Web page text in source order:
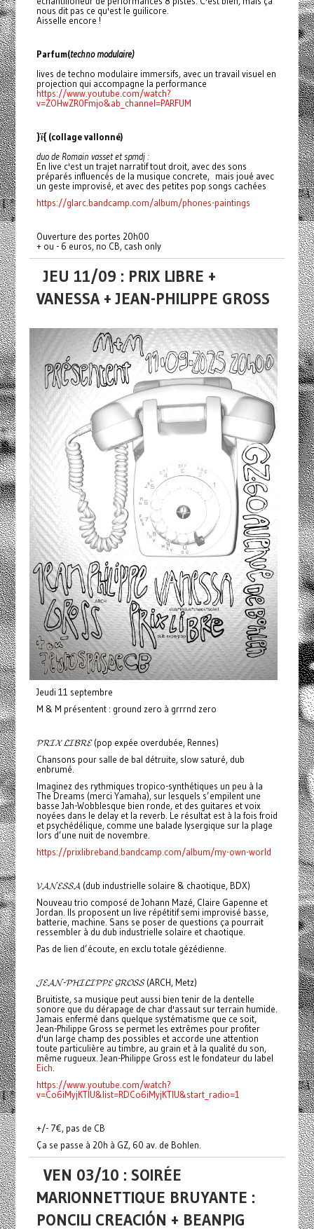
nous dit pas ce qu'est le guilicore.
Aisselle encore !
Parfum(techno modulaire)
lives de techno modulaire immersifs, avec un travail visuel en
projection qui accompagne la performance
https://www.youtube.com/watch?
v=ZOHwZR0Fmjo&ab_channel=PARFUM
}ï{ (collage vallonné)
duo de Romain vasset et spmdj :
En live c'est un trajet narratif tout droit, avec des sons
préparés influencés de la musique concrete, mais joué avec
un geste improvisé, et avec des petites pop songs cachées
https://glarc.bandcamp.com/album/phones-paintings
Ouverture des portes 20h00
+ ou - 6 euros, no CB, cash only
JEU 11/09 : PRIX LIBRE +
VANESSA + JEAN-PHILIPPE GROSS
Jeudi 11 septembre
M & M présentent : ground zero à grrrnd zero
𝓟𝓡𝓘𝓧 𝓛𝓘𝓑𝓡𝓔 (pop expée overdubée, Rennes)
Chansons pour salle de bal détruite, slow saturé, dub
enbrumé.
Imaginez des rythmiques tropico-synthétiques un peu à la
The Dreams (merci Yamaha), sur lesquels s’empilent une
basse Jah-Wobblesque bien ronde, et des guitares et voix
noyées dans le delay et la reverb. Le résultat est à la fois froid
et psychédélique, comme une balade lysergique sur la plage
lors d’une nuit de novembre.
https://prixlibreband.bandcamp.com/album/my-own-world
𝓥𝓐𝓝𝓔𝓢𝓢𝓐 (dub industrielle solaire & chaotique, BDX)
Nouveau trio composé de Johann Mazé, Claire Gapenne et
Jordan. Ils proposent un live répétitif semi improvisé basse,
batterie, machine. Sans se poser de questions ça pourrait
ressembler à du dub industrielle solaire et chaotique.
Pas de lien d’écoute, en exclu totale gézédienne.
𝓙𝓔𝓐𝓝-𝓟𝓗𝓘𝓛𝓘𝓟𝓟𝓔 𝓖𝓡𝓞𝓢𝓢 (ARCH, Metz)
Bruitiste, sa musique peut aussi bien tenir de la dentelle
sonore que du dérapage de char d'assaut sur terrain humide.
Jamais enfermé dans quelque systématisme que ce soit,
Jean-Philippe Gross se permet les extrêmes pour profiter
d'un large champ des possibles et accorde une attention
toute particulière au timbre, au grain et à la qualité du son,
même rugueux. Jean-Philippe Gross est le fondateur du label
Eich
https://www.youtube.com/watch?
v=Co6iMyjKTlU&list=RDCo6iMyjKTlU&start_radio=1
+/- 7€, pas de CB
Ça se passe à 20h à GZ, 60 av. de Bohlen.
VEN 03/10 : SOIRÉE
MARIONNETTIQUE BRUYANTE :
PONCILI CREACIÓN + BEANPIG